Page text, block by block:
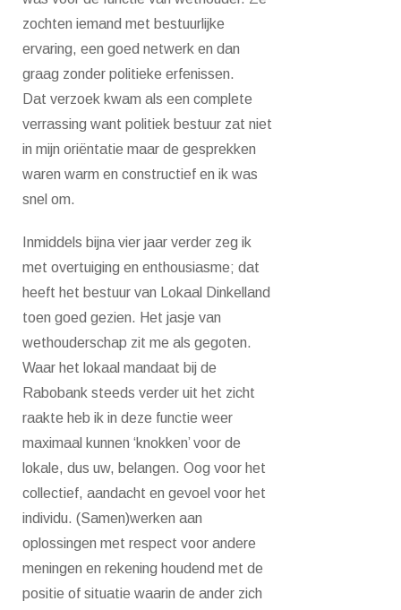
zochten iemand met bestuurlijke
ervaring, een goed netwerk en dan
graag zonder politieke erfenissen.
Dat verzoek kwam als een complete
verrassing want politiek bestuur zat niet
in mijn oriëntatie maar de gesprekken
waren warm en constructief en ik was
snel om.
Inmiddels bijna vier jaar verder zeg ik
met overtuiging en enthousiasme; dat
heeft het bestuur van Lokaal Dinkelland
toen goed gezien. Het jasje van
wethouderschap zit me als gegoten.
Waar het lokaal mandaat bij de
Rabobank steeds verder uit het zicht
raakte heb ik in deze functie weer
maximaal kunnen ‘knokken’ voor de
lokale, dus uw, belangen. Oog voor het
collectief, aandacht en gevoel voor het
individu. (Samen)werken aan
oplossingen met respect voor andere
meningen en rekening houdend met de
positie of situatie waarin de ander zich